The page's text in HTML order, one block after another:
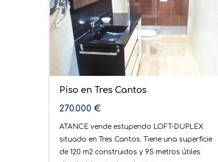
TRES CANTOS
RESERVADO
Piso en Tres Cantos
425.000 €
RESERVADO ATANCE vende EN EXCLUSIVA,
excelente vivienda situada en la primera
fase de Tres Cantos. Piso con una superficie